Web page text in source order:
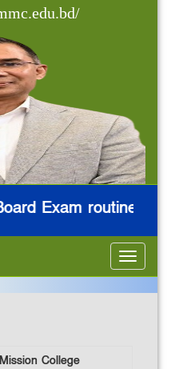
Exam routine***
Toggle
College